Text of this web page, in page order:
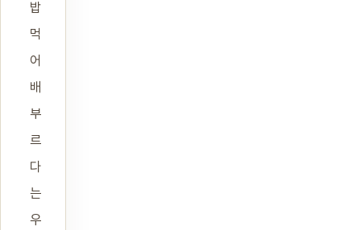
밥
먹
어
배
부
르
다
는
우